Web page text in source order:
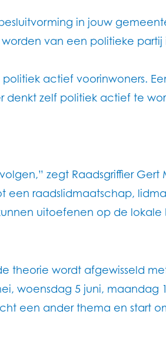
in jouw
van een politieke partij
actief voorinwoners.
denkt zelf politiek actief te
zegt Raadsgriffier
raadslidmaatschap,
uitoefenen op de lokale
theorie wordt afgewisseld
woensdag 5 juni, maandag
een ander thema en start